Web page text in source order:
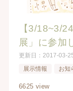
【3/18~3/
展」に参加
更新日： 2017-03-
展示情報
お知
6625 view